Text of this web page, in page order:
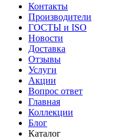
Контакты
Производители
ГОСТЫ и ISO
Новости
Доставка
Отзывы
Услуги
Акции
Вопрос ответ
Главная
Коллекции
Блог
Каталог